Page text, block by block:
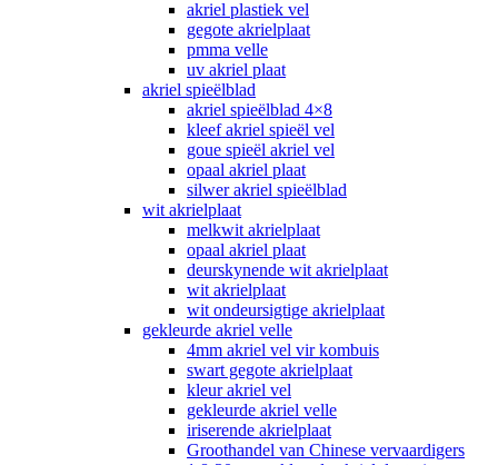
akriel plastiek vel
gegote akrielplaat
pmma velle
uv akriel plaat
akriel spieëlblad
akriel spieëlblad 4×8
kleef akriel spieël vel
goue spieël akriel vel
opaal akriel plaat
silwer akriel spieëlblad
wit akrielplaat
melkwit akrielplaat
opaal akriel plaat
deurskynende wit akrielplaat
wit akrielplaat
wit ondeursigtige akrielplaat
gekleurde akriel velle
4mm akriel vel vir kombuis
swart gegote akrielplaat
kleur akriel vel
gekleurde akriel velle
iriserende akrielplaat
Groothandel van Chinese vervaardigers